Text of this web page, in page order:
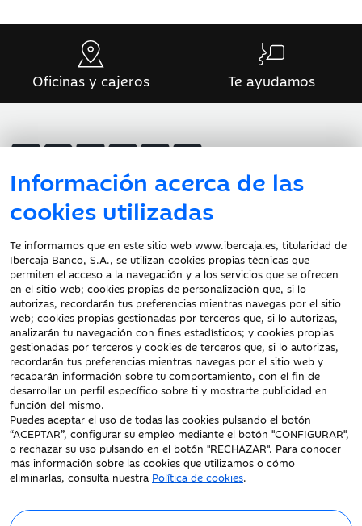
Información acerca de las
cookies utilizadas
Te informamos que en este sitio web www.ibercaja.es, titularidad de
Ibercaja Banco, S.A., se utilizan cookies propias técnicas que
permiten el acceso a la navegación y a los servicios que se ofrecen
en el sitio web; cookies propias de personalización que, si lo
autorizas, recordarán tus preferencias mientras navegas por el sitio
web; cookies propias gestionadas por terceros que, si lo autorizas,
analizarán tu navegación con fines estadísticos; y cookies propias
gestionadas por terceros y cookies de terceros que, si lo autorizas,
recordarán tus preferencias mientras navegas por el sitio web y
recabarán información sobre tu comportamiento, con el fin de
desarrollar un perfil específico sobre ti y mostrarte publicidad en
función del mismo.
Puedes aceptar el uso de todas las cookies pulsando el botón
“ACEPTAR”, configurar su empleo mediante el botón "CONFIGURAR",
o rechazar su uso pulsando en el botón "RECHAZAR". Para conocer
más información sobre las cookies que utilizamos o cómo
eliminarlas, consulta nuestra Política de cookies.
Oficinas y cajeros Te ayudamos
Atención al cliente
Documentación a clientes
Aviso Legal
Protección datos
personales
Tarifas y Cotizaciones
Tablón de Anuncios
Política de cookies
Declaración de
accesibilidad